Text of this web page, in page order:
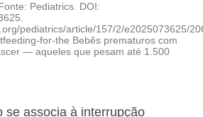
Pediatrics. DOI:
pediatrics/article/157/2/e2025073625/
for-the Bebês prematuros com
— aqueles que pesam até 1.500
se associa à interrupção